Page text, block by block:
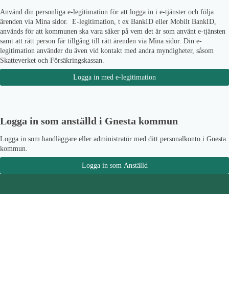
Använd din personliga e-legitimation för att logga in i e-tjänster och följa
ärenden via Mina sidor. E-legitimation, t ex BankID eller Mobilt BankID,
används för att kommunen ska vara säker på vem det är som använt e-tjänsten
samt att rätt person får tillgång till rätt ärenden via Mina sidor. Din e-
legitimation använder du även vid kontakt med andra myndigheter, såsom
Skatteverket och Försäkringskassan.
Logga in som anställd i Gnesta kommun
Logga in som handläggare eller administratör med ditt personalkonto i Gnesta
kommun.